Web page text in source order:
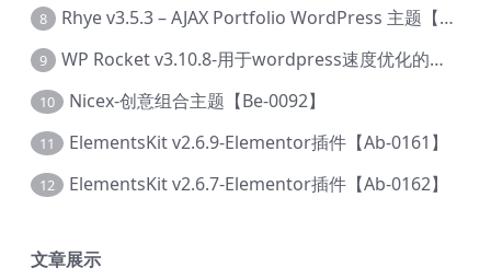
8 Rhye v3.5.3 – AJAX Portfolio WordPress 主题【Bi-0049】
9 WP Rocket v3.10.8-用于wordpress速度优化的缓存加速插件【Cd-0019】
10 Nicex-创意组合主题【Be-0092】
11 ElementsKit v2.6.9-Elementor插件【Ab-0161】
12 ElementsKit v2.6.7-Elementor插件【Ab-0162】
文章展示